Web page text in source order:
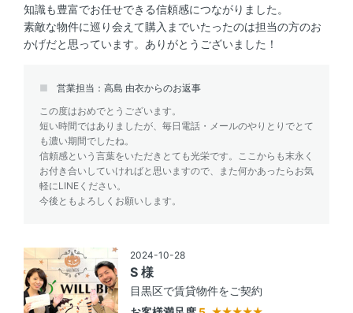
知識も豊富でお任せできる信頼感につながりました。
素敵な物件に巡り会えて購入までいたったのは担当の方のお
かげだと思っています。ありがとうございました！
営業担当：高島 由衣からのお返事
この度はおめでとうございます。
短い時間ではありましたが、毎日電話・メールのやりとりでとて
も濃い期間でしたね。
信頼感という言葉をいただきとても光栄です。ここからも末永く
お付き合いしていければと思いますので、また何かあったらお気
軽にLINEください。
今後ともよろしくお願いします。
2024-10-28
S 様
目黒区で賃貸物件をご契約